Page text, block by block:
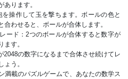
ります。
操作して玉を撃ちます。ボールの色と
わせると、ボールが合体します。
ード：2つのボールが合体すると数字が
ます。
2048の数字になるまで合体させ続けてレ
う。
満載のパズルゲームで、あなたの数学ス